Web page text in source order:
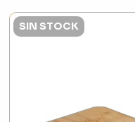
SIN STOCK